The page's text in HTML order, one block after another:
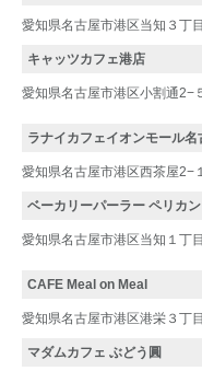
愛知県名古屋市港区当知３丁
キャッツカフェ港店
愛知県名古屋市港区小割通2−
ラナイカフェイオンモール名
愛知県名古屋市港区西茶屋2−
ベーカリーパーラー ペリカ
愛知県名古屋市港区当知１丁
CAFE Meal on Meal
愛知県名古屋市港区港栄３丁
マダムカフェ ぶどう圓